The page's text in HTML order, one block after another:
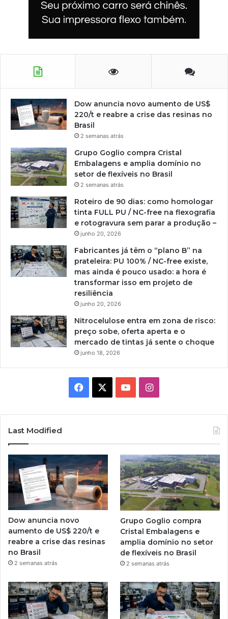
Dow anuncia novo aumento de US$
220/t e reabre a crise das resinas no
Brasil
2 semanas atrás
Grupo Goglio compra Cristal
Embalagens e amplia domínio no
setor de flexíveis no Brasil
2 semanas atrás
Roteiro de 90 dias: como homologar
tinta FULL PU / NC-free na flexografia
e rotogravura sem parar a produção –
junho 20, 2026
Fabricantes já têm o “plano B” na
prateleira: PU 100% / NC-free existe,
mas ainda é pouco usado: a hora é
transformar isso em projeto de
resiliência
junho 20, 2026
Nitrocelulose entra em zona de risco:
preço sobe, oferta aperta e o
mercado de tintas já sente o choque
junho 18, 2026
Facebook YouTubeInstagram
Last Modified
Dow anuncia novo
aumento de US$ 220/t e
reabre a crise das resinas
no Brasil
2 semanas atrás
Grupo Goglio compra
Cristal Embalagens e
amplia domínio no setor
de flexíveis no Brasil
2 semanas atrás